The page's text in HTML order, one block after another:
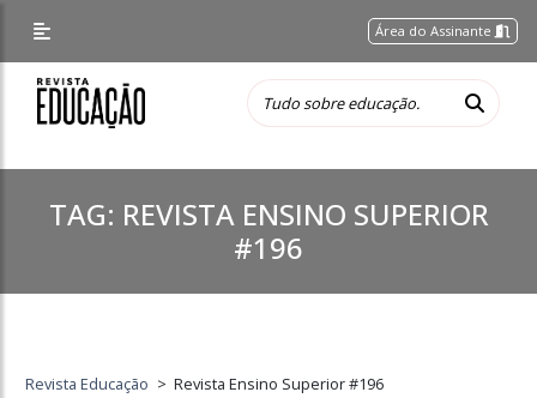
Área do Assinante
TAG: REVISTA ENSINO SUPERIOR
#196
Revista Educação > Revista Ensino Superior #196